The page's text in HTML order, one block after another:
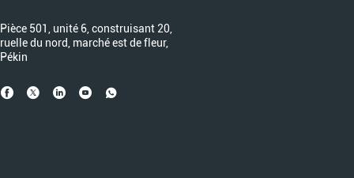
Pièce 501, unité 6, construisant 20,
ruelle du nord, marché est de fleur,
Pékin